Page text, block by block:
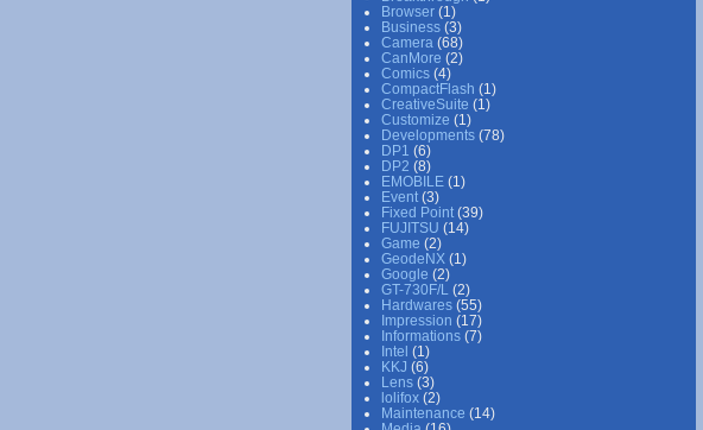
Browser (1)
Business (3)
Camera (68)
CanMore (2)
Comics (4)
CompactFlash (1)
CreativeSuite (1)
Customize (1)
Developments (78)
DP1 (6)
DP2 (8)
EMOBILE (1)
Event (3)
Fixed Point (39)
FUJITSU (14)
Game (2)
GeodeNX (1)
Google (2)
GT-730F/L (2)
Hardwares (55)
Impression (17)
Informations (7)
Intel (1)
KKJ (6)
Lens (3)
lolifox (2)
Maintenance (14)